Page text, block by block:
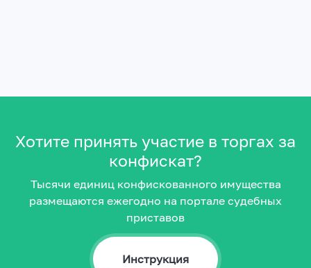
Хотите принять участие в торгах за
конфискат?
Тысячи единиц конфискованного имущества
размещаются ежегодно на портале судебных
приставов
Инструкция